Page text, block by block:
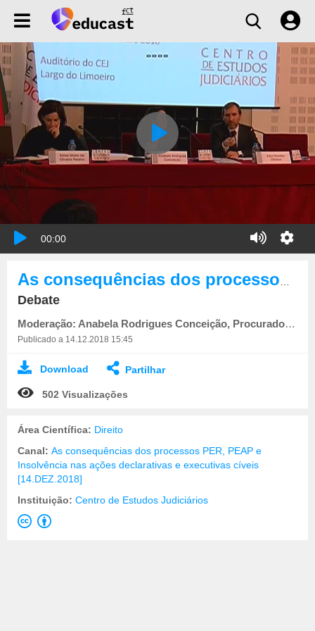
00:00
Debate
Moderação: Anabela Rodrigues Conceição, Procuradora da República no Juízo de Comércio de Sintra
Publicado a 14.12.2018 15:45
Download Partilhar
502 Visualizações
Área Científica: Direito
Canal: As consequências dos processos PER, PEAP e
Insolvência nas ações declarativas e executivas cíveis
[14.DEZ.2018]
Instituição: Centro de Estudos Judiciários